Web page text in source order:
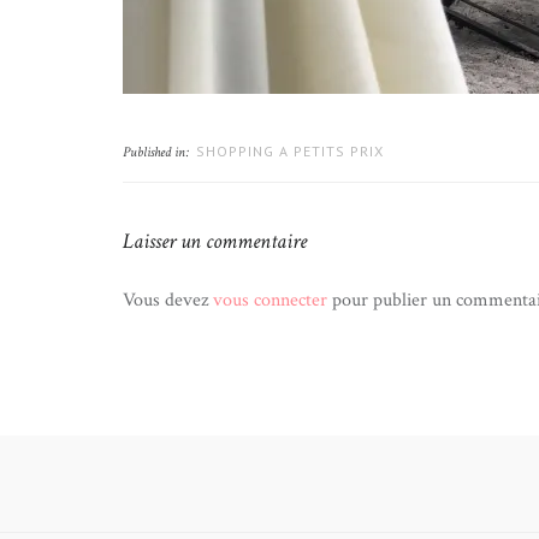
Published in: SHOPPING A PETITS PRIX
Laisser un commentaire
Vous devezvous connecterpour publier un